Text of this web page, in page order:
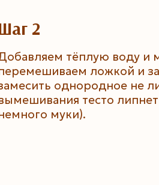
2
тёплую воду и
ложкой и
однородное не
тесто
муки).